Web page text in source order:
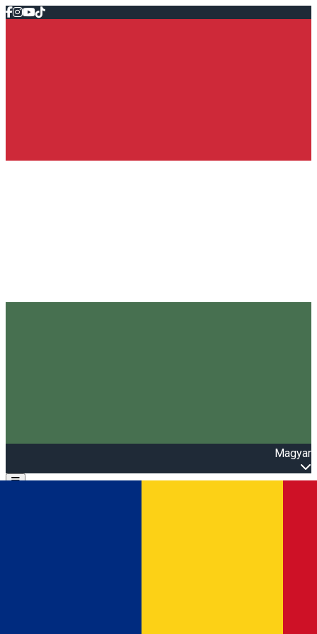
Magyar
Open main menu